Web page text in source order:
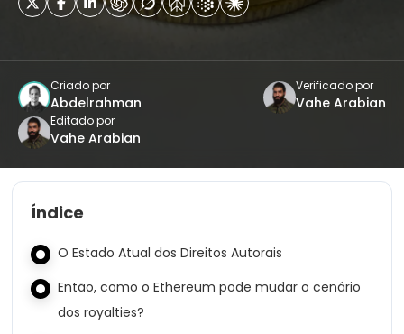
Criado por
Abdelrahman
Verificado por
Vahe Arabian
Editado por
Vahe Arabian
Índice
O Estado Atual dos Direitos Autorais
Então, como o Ethereum pode mudar o cenário
dos royalties?